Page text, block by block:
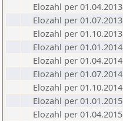
Elozahl per 01.04.2013
Elozahl per 01.07.2013
Elozahl per 01.10.2013
Elozahl per 01.01.2014
Elozahl per 01.04.2014
Elozahl per 01.07.2014
Elozahl per 01.10.2014
Elozahl per 01.01.2015
Elozahl per 01.04.2015